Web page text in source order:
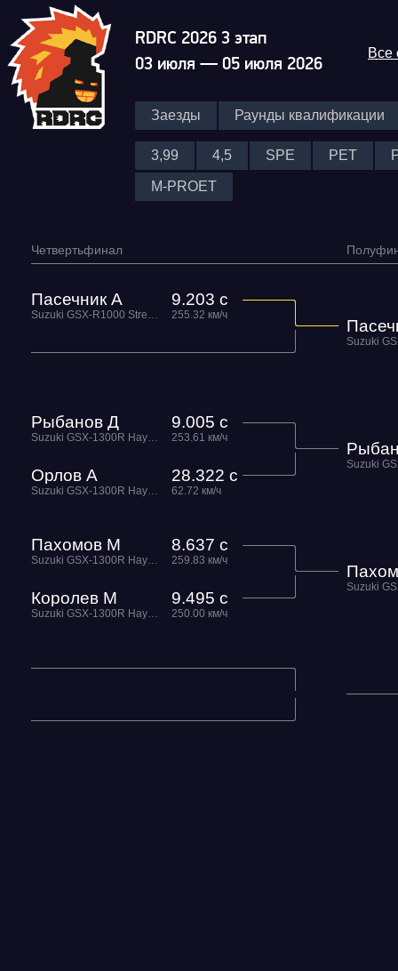
RDRC 2026 3 этап
03 июля — 05 июля 2026
Все
Заезды Раунды квалификации
3,99 4,5 SPE PET
M-PROET
Четвертьфинал
Пасечник А
Suzuki GSX-R1000 Street Fun
9.203 с
255.32 км/ч
Рыбанов Д
Suzuki GSX-1300R Hayabusa Busa Zone
9.005 с
253.61 км/ч
Орлов А
Suzuki GSX-1300R Hayabusa Street Fun
28.322 с
62.72 км/ч
Пахомов М
Suzuki GSX-1300R Hayabusa Busa Zone
8.637 с
259.83 км/ч
Королев М
Suzuki GSX-1300R Hayabusa Busa Zone
9.495 с
250.00 км/ч